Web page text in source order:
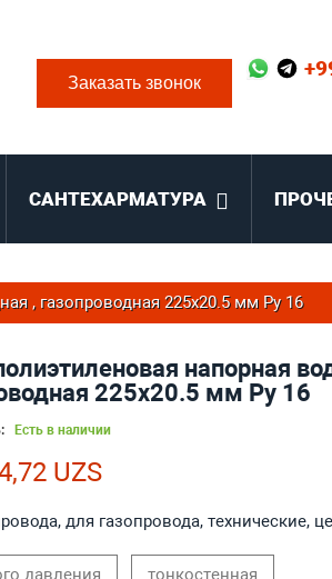
Заказать звонок
САНТЕХАРМАТУРА
, газопроводная 225х20.5 мм Ру 16
напорная
225х20.5 мм Ру 16
Есть в наличии
UZS
для газопровода, технические,
давления тонкостенная